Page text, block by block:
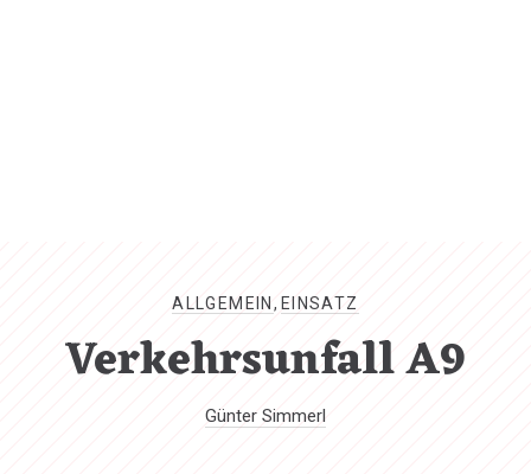
ALLGEMEIN , EINSATZ
Verkehrsunfall A9
Günter Simmerl